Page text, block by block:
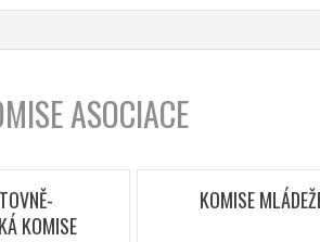
ASOCIACE
KOMISE
KOMISE